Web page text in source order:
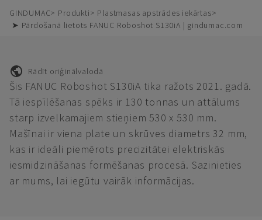
GINDUMAC Produkti
Plastmasas apstrādes iekārtas
➤ Pārdošanā lietots FANUC Roboshot S130iA | gindumac.com
Rādīt oriģinālvalodā
Šis FANUC Roboshot S130iA tika ražots 2021. gadā.
Tā iespīlēšanas spēks ir 130 tonnas un attālums
starp izvelkamajiem stieņiem 530 x 530 mm.
Mašīnai ir viena plate un skrūves diametrs 32 mm,
kas ir ideāli piemērots precizitātei elektriskās
iesmidzināšanas formēšanas procesā. Sazinieties
ar mums, lai iegūtu vairāk informācijas.